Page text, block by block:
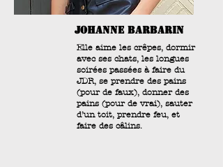
JOHANNE BARBARIN
Elle aime les crêpes, dormir
avec ses chats, les longues
soirées passées à faire du
JDR, se prendre des pains
(pour de faux), donner des
pains (pour de vrai), sauter
d’un toit, prendre feu, et
faire des câlins.